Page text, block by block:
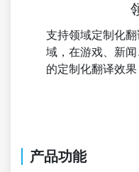
支持领域定制化
域，在游戏、新
的定制化翻译效果
产品功能